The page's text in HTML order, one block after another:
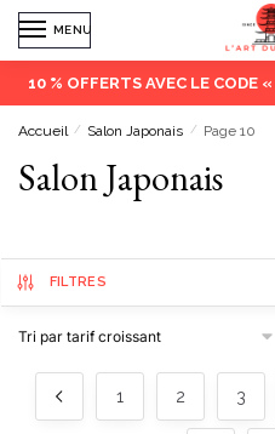
MENU
10 % OFFERTS AVEC LE CODE
Accueil / Salon Japonais / Page 10
Salon Japonais
FILTRES
1 2 3